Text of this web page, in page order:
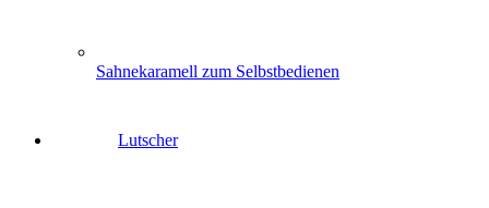
Sahnekaramell zum Selbstbedienen
Lutscher